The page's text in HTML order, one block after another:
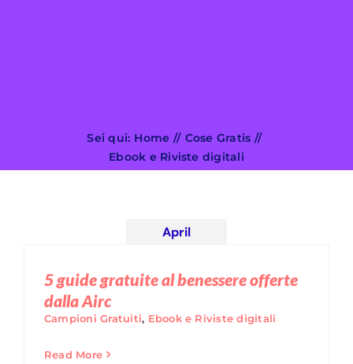
Sei qui: Home
Cose Gratis
Ebook e Riviste digitali
April
5 guide gratuite al benessere offerte
dalla Airc
Campioni Gratuiti, Ebook e Riviste digitali
Read More